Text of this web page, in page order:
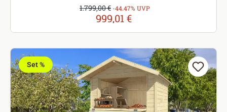
Verkaufspreis:
999,01 €
Regulärer Preis:
1.799,00 € -44.47% UVP
Set %